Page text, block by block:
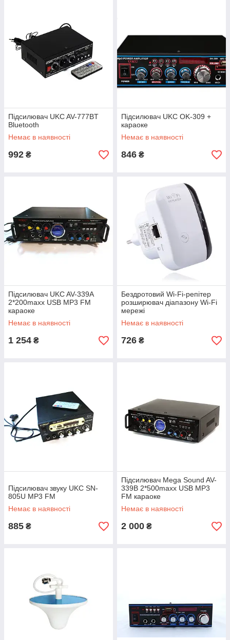
Підсилювач UKC AV-777BT
Bluetooth
Немає в наявності
992 ₴
Підсилювач UKC OK-309 +
караоке
Немає в наявності
846 ₴
Підсилювач UKC AV-339A
2*200maxx USB MP3 FM
караоке
Немає в наявності
1 254 ₴
Бездротовий Wi-Fi-репітер
розширювач діапазону Wi-Fi
мережі
Немає в наявності
726 ₴
Підсилювач звуку UKC SN-
805U MP3 FM
Немає в наявності
885 ₴
Підсилювач Mega Sound AV-
339B 2*500maxx USB MP3
FM караоке
Немає в наявності
2 000 ₴